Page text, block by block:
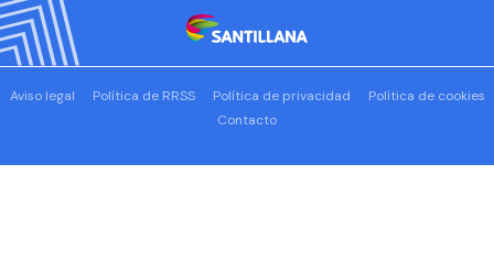
Aviso legal Política de RRSS Política de privacidad
Política de cookies
Contacto